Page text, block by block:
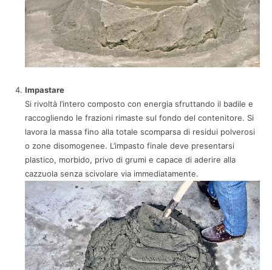
Impastare
Si rivoltà l’intero composto con energia sfruttando il badile e
raccogliendo le frazioni rimaste sul fondo del contenitore. Si
lavora la massa fino alla totale scomparsa di residui polverosi
o zone disomogenee. L’impasto finale deve presentarsi
plastico, morbido, privo di grumi e capace di aderire alla
cazzuola senza scivolare via immediatamente.